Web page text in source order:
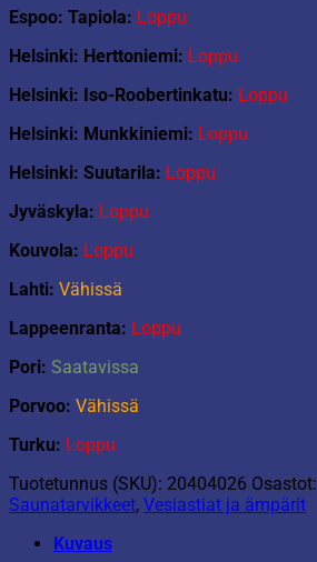
Espoo: Tapiola: Loppu
Helsinki: Herttoniemi: Loppu
Helsinki: Iso-Roobertinkatu: Loppu
Helsinki: Munkkiniemi: Loppu
Helsinki: Suutarila: Loppu
Jyväskyla: Loppu
Kouvola: Loppu
Lahti: Vähissä
Lappeenranta: Loppu
Pori: Saatavissa
Porvoo: Vähissä
Turku: Loppu
Tuotetunnus (SKU): 20404026 Osastot:
Saunatarvikkeet, Vesiastiat ja ämpärit
Kuvaus